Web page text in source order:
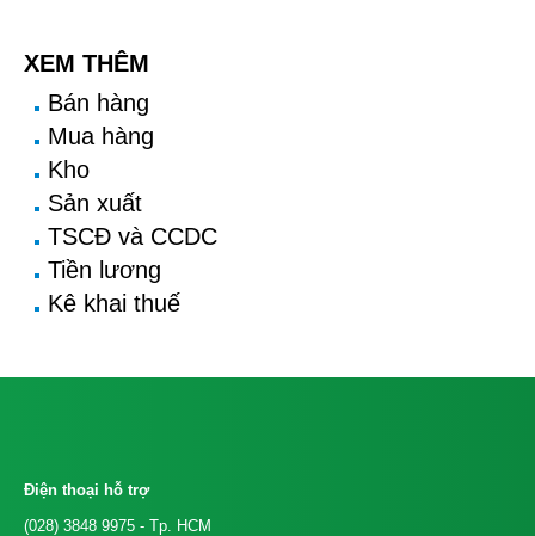
XEM THÊM
Bán hàng
Mua hàng
Kho
Sản xuất
TSCĐ và CCDC
Tiền lương
Kê khai thuế
Điện thoại hỗ trợ
(028) 3848 9975 - Tp. HCM